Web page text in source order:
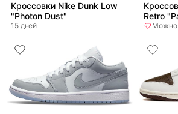
Кроссовки Nike Dunk Low
"Photon Dust"
15 дней
Retro
Можно